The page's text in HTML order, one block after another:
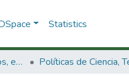
Statistics
3.2.1. Políticas, estudios, evaluaciones e indicadores de CTeI